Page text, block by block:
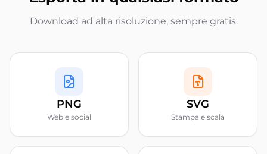
Download ad alta risoluzione, sempre gratis.
PNG
Web e social
SVG
Stampa e scala